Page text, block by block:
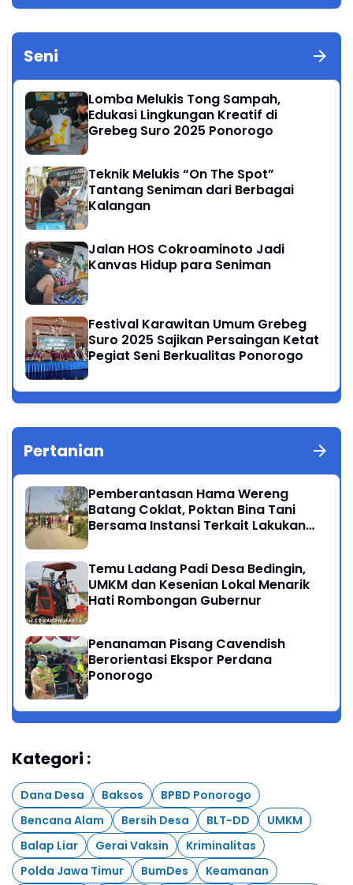
Seni
Lomba Melukis Tong Sampah,
Edukasi Lingkungan Kreatif di
Grebeg Suro 2025 Ponorogo
Teknik Melukis “On The Spot”
Tantang Seniman dari Berbagai
Kalangan
Jalan HOS Cokroaminoto Jadi
Kanvas Hidup para Seniman
Festival Karawitan Umum Grebeg
Suro 2025 Sajikan Persaingan Ketat
Pegiat Seni Berkualitas Ponorogo
Pertanian
Pemberantasan Hama Wereng
Batang Coklat, Poktan Bina Tani
Bersama Instansi Terkait Lakukan
Temu Ladang Padi Desa Bedingin,
UMKM dan Kesenian Lokal Menarik
Hati Rombongan Gubernur
Penanaman Pisang Cavendish
Berorientasi Ekspor Perdana
Ponorogo
Kategori :
Dana Desa Baksos
BPBD Ponorogo
Bencana Alam
Bersih Desa BLT-DD
UMKM
Balap Liar
Gerai Vaksin
Kriminalitas
Polda Jawa Timur
BumDes
Keamanan